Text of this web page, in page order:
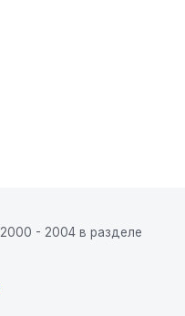
2000 - 2004 в разделе